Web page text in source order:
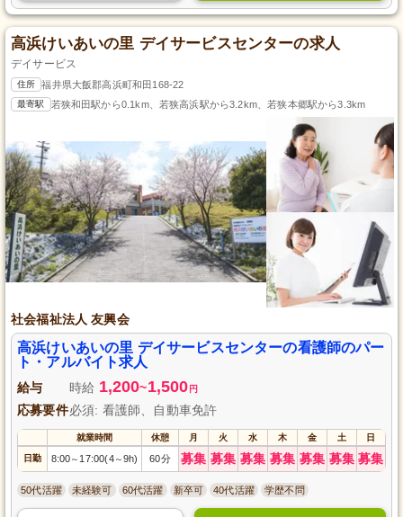
高浜けいあいの里 デイサービスセンターの求人
デイサービス
住所 福井県大飯郡高浜町和田168-22
最寄駅 若狭和田駅から0.1km、若狭高浜駅から3.2km、若狭本郷駅から3.3km
社会福祉法人 友興会
高浜けいあいの里 デイサービスセンターの看護師のパー
ト・アルバイト求人
給与 時給 1,200~1,500 円
応募要件必須: 看護師、自動車免許
就業時間 休憩 月 火 水 木 金 土 日
日勤 8:00～ 17:00(4～9h) 60分 募集 募集 募集 募集 募集 募集 募集
50代活躍 未経験可 60代活躍 新卒可 40代活躍 学歴不問